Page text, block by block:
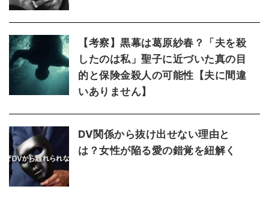
【考察】黒幕は葛原紗春？「夫を殺
したのは私」聖子に近づいた真の目
的と保険金殺人の可能性【夫に間違
いありません】
DV関係から抜け出せない理由と
は？女性が陥る愛の錯覚を紐解く